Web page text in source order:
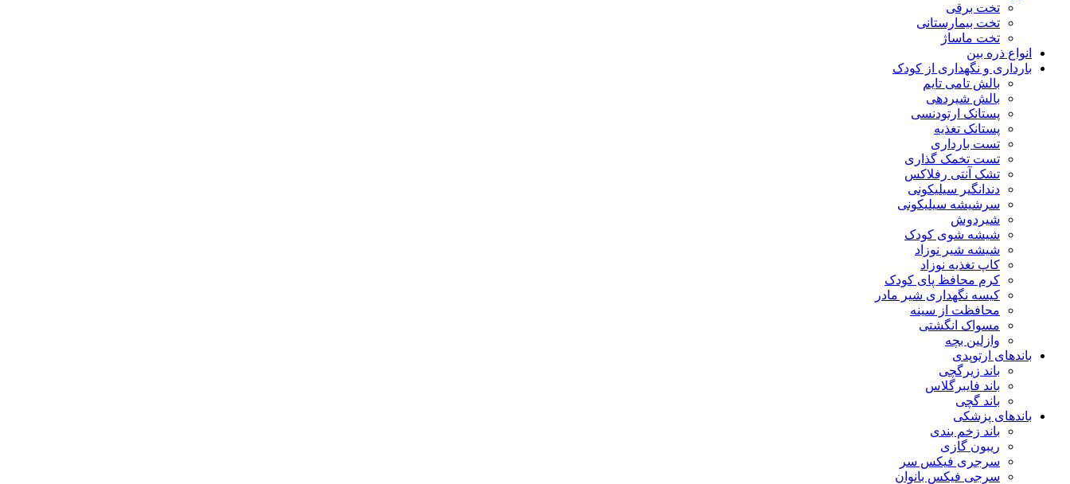
تخت برقی
تخت بیمارستانی
تخت ماساژ
انواع ذره بین
بارداری و نگهداری از کودک
بالش تامی تایم
بالش شیردهی
پستانک ارتودنسی
پستانک تغذیه
تست بارداری
تست تخمک گذاری
تشک آنتی رفلاکس
دندانگیر سیلیکونی
سرشیشه سیلیکونی
شیردوش
شیشه شوی کودک
شیشه شیر نوزاد
کاپ تغذیه نوزاد
کرم محافظ پای کودک
کیسه نگهداری شیر مادر
محافظت از سینه
مسواک انگشتی
وازلین بچه
باندهای ارتوپدی
باند زیرگچی
باند فایبرگلاس
باند گچی
باندهای پزشکی
باند زخم بندی
ریبون گازی
سرجری فیکس سر
سرجی فیکس بانوان